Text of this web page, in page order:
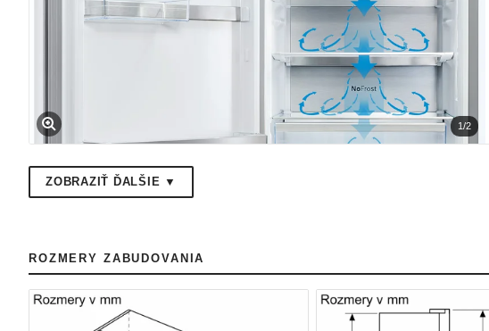
1/2
ZOBRAZIŤ ĎALŠIE ▼
ROZMERY ZABUDOVANIA